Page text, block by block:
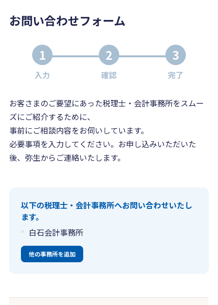
お問い合わせフォーム
1
入力
2
確認
3
完了
お客さまのご要望にあった税理士・会計事務所をスムー
ズにご紹介するために、
事前にご相談内容をお伺いしています。
必要事項を入力してください。お申し込みいただいた
後、弥生からご連絡いたします。
以下の税理士・会計事務所へお問い合わせいたし
ます。
白石会計事務所
他の事務所を追加